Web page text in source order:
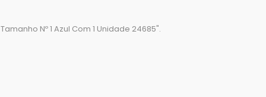
Nº 1 Azul Com 1 Unidade 24685".